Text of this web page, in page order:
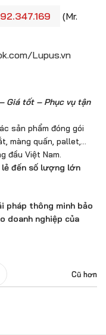
(Mr.
Lupus.vn
Giá tốt – Phục vụ tận
sản phẩm đóng gói
màng quấn, pallet,…
đầu Việt Nam.
lẻ đến số lượng lớn
pháp thông minh bảo
doanh nghiệp của
Cũ hơn